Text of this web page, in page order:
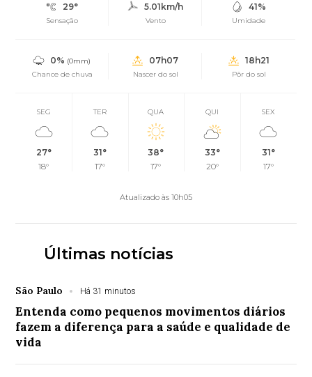
29°
Sensação
5.01km/h
Vento
41%
Umidade
0% (0mm)
Chance de chuva
07h07
Nascer do sol
18h21
Pôr do sol
SEG
27°
18°
TER
31°
17°
QUA
38°
17°
QUI
33°
20°
SEX
31°
17°
Atualizado às 10h05
Últimas notícias
São Paulo Há 31 minutos
Entenda como pequenos movimentos diários
fazem a diferença para a saúde e qualidade de
vida